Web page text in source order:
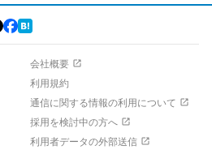
会社概要
利用規約
通信に関する情報の利用について
採用を検討中の方へ
利用者データの外部送信